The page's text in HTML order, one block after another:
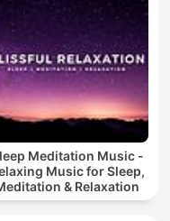
Meditation Music -
Music for Sleep,
& Relaxation